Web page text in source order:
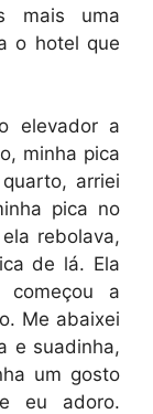
mais uma
o hotel que
elevador a
minha pica
arriei
pica no
rebolava,
de lá. Ela
começou a
Me abaixei
e suadinha,
um gosto
eu adoro.